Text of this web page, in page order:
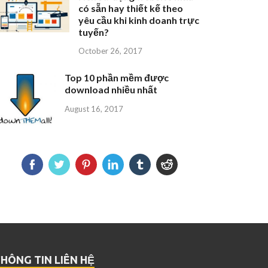
có sẵn hay thiết kế theo
yêu cầu khi kinh doanh trực
tuyến?
October 26, 2017
Top 10 phần mềm được
download nhiều nhất
August 16, 2017
TIN LIÊN HỆ